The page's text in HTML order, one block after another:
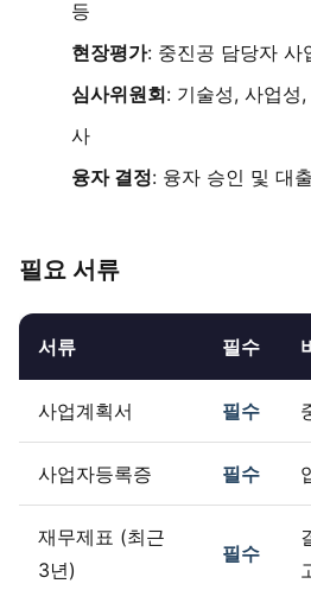
등
현장평가: 중진공 담당자 사
심사위원회: 기술성, 사업성
사
융자 결정: 융자 승인 및 대
필요 서류
서류 필수
사업계획서 필수
사업자등록증 필수
재무제표 (최근
3년)
필수